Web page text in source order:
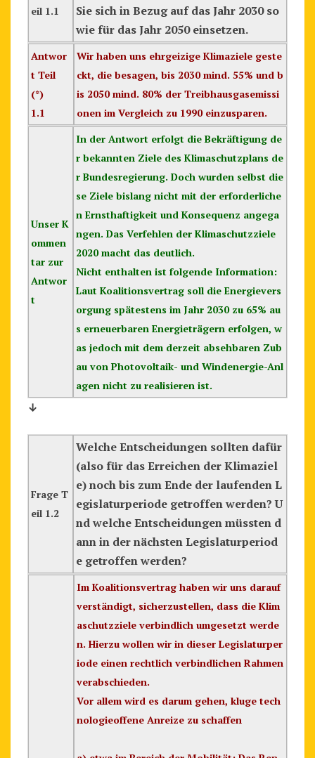
eil 1.1
Sie sich in Bezug auf das Jahr 2030 so
wie für das Jahr 2050 einsetzen.
Antwor
t Teil
(*)
1.1
Wir haben uns ehrgeizige Klimaziele geste
ckt, die besagen, bis 2030 mind. 55% und b
is 2050 mind. 80% der Treibhausgasemissi
onen im Vergleich zu 1990 einzusparen.
Unser K
ommen
tar zur
Antwor
t
In der Antwort erfolgt die Bekräftigung de
r bekannten Ziele des Klimaschutzplans de
r Bundesregierung. Doch wurden selbst die
se Ziele bislang nicht mit der erforderliche
n Ernsthaftigkeit und Konsequenz angega
ngen. Das Verfehlen der Klimaschutzziele
2020 macht das deutlich.
Nicht enthalten ist folgende Information:
Laut Koalitionsvertrag soll die Energievers
orgung spätestens im Jahr 2030 zu 65% au
s erneuerbaren Energieträgern erfolgen, w
as jedoch mit dem derzeit absehbaren Zub
au von Photovoltaik- und Windenergie-Anl
agen nicht zu realisieren ist.
↓
Frage T
eil 1.2
Welche Entscheidungen sollten dafür
(also für das Erreichen der Klimaziel
e) noch bis zum Ende der laufenden L
egislaturperiode getroffen werden? U
nd welche Entscheidungen müssten d
ann in der nächsten Legislaturperiod
e getroffen werden?
Im Koalitionsvertrag haben wir uns darauf
verständigt, sicherzustellen, dass die Klim
aschutzziele verbindlich umgesetzt werde
n. Hierzu wollen wir in dieser Legislaturper
iode einen rechtlich verbindlichen Rahmen
verabschieden.
Vor allem wird es darum gehen, kluge tech
nologieoffene Anreize zu schaffen